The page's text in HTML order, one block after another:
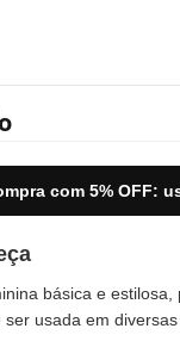
com 5% OFF:
básica e
usada em diversas